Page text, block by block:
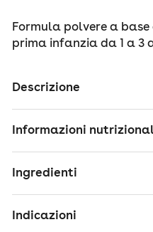
Formula polvere a
prima infanzia da 1 a 3
Descrizione
Informazioni
Ingredienti
Indicazioni